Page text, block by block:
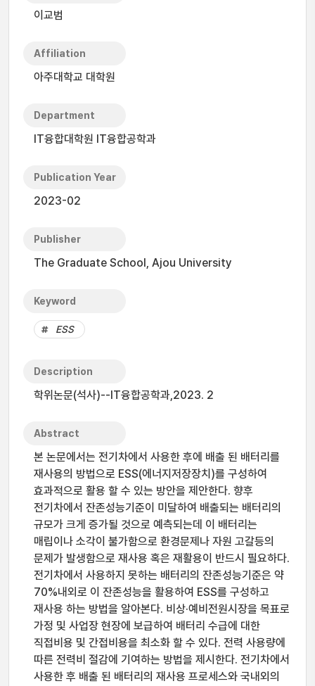
이교범
Affiliation
아주대학교 대학원
Department
IT융합대학원 IT융합공학과
Publication Year
2023-02
Publisher
The Graduate School, Ajou University
Keyword
ESS
Description
학위논문(석사)--IT융합공학과,2023. 2
Abstract
본 논문에서는 전기차에서 사용한 후에 배출 된 배터리를
재사용의 방법으로 ESS(에너지저장장치)를 구성하여
효과적으로 활용 할 수 있는 방안을 제안한다. 향후
전기차에서 잔존성능기준이 미달하여 배출되는 배터리의
규모가 크게 증가될 것으로 예측되는데 이 배터리는
매립이나 소각이 불가함으로 환경문제나 자원 고갈등의
문제가 발생함으로 재사용 혹은 재활용이 반드시 필요하다.
전기차에서 사용하지 못하는 배터리의 잔존성능기준은 약
70%내외로 이 잔존성능을 활용하여 ESS를 구성하고
재사용 하는 방법을 알아본다. 비상·예비전원시장을 목표로
가정 및 사업장 현장에 보급하여 배터리 수급에 대한
직접비용 및 간접비용을 최소화 할 수 있다. 전력 사용량에
따른 전력비 절감에 기여하는 방법을 제시한다. 전기차에서
사용한 후 배출 된 배터리의 재사용 프로세스와 국내외의